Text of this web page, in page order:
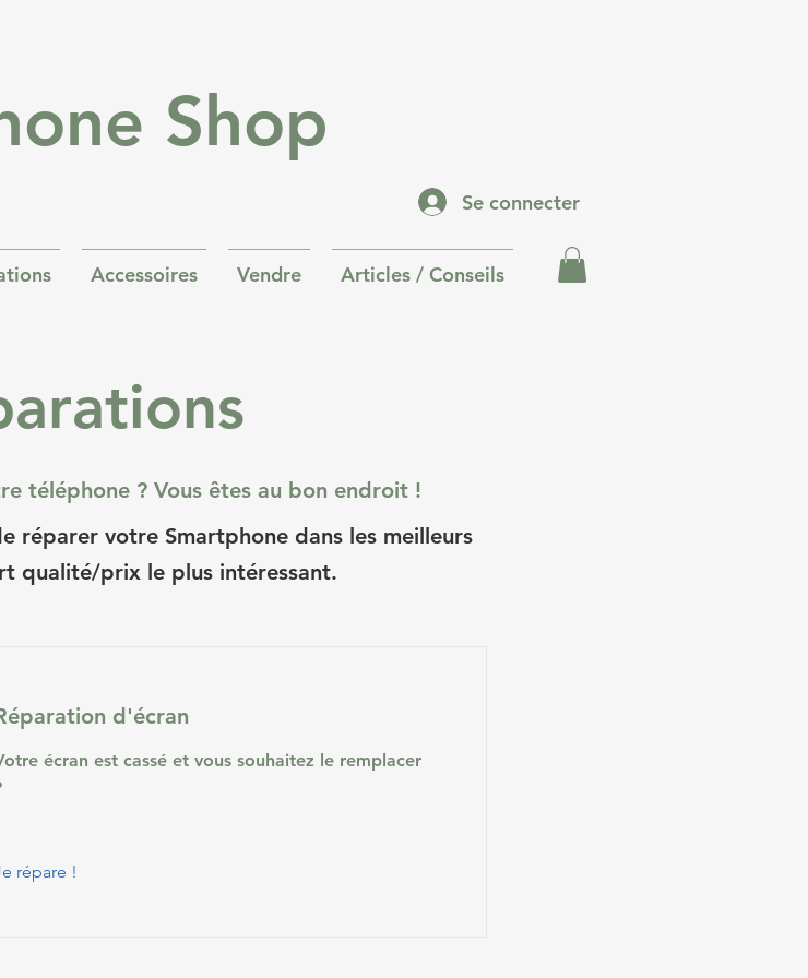
Shop
Se connecter
Accessoires Vendre Articles / Conseils
téléphone ? Vous êtes au bon endroit !
réparer votre Smartphone dans les meilleurs
qualité/prix le plus intéressant.
d'écran
écran est cassé et vous souhaitez le remplacer
répare !